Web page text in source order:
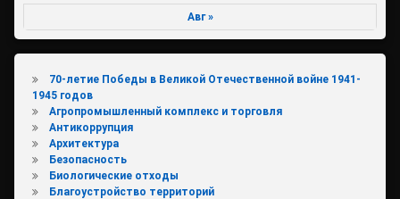
Авг »
70-летие Победы в Великой Отечественной войне 1941-
1945 годов
Агропромышленный комплекс и торговля
Антикоррупция
Архитектура
Безопасность
Биологические отходы
Благоустройство территорий